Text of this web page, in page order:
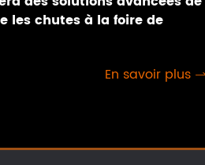
les chutes à la foire de
En savoir plus